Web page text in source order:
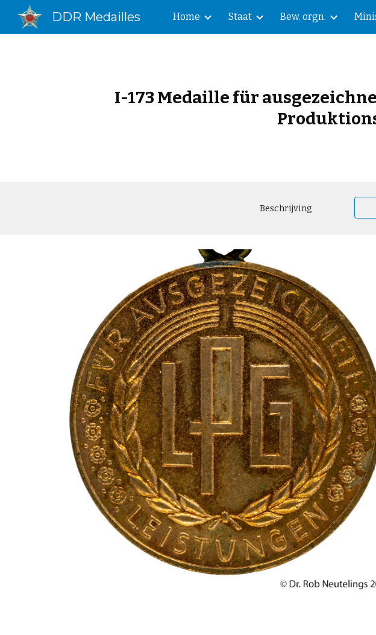
Skip to main content
DDR Medailles Home Staat Bew. orgn.
I-173 Medaille für
Beschrijving